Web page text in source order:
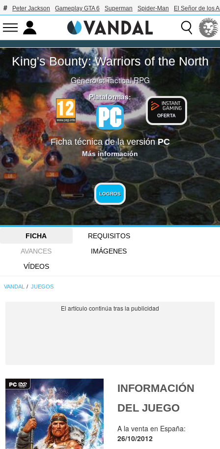
Peter Jackson Gameplay GTA 6 Superman Spider-Man El Señor de los
King's Bounty: Warriors of the North
Género/s:Tactical RPG
Plataformas:
OFERTA
Ficha técnica de la versiónPC
Más información
LOGROS
FICHA
REQUISITOS
AVANCES
IMÁGENES
VÍDEOS
VANDAL JUEGOS
INFORMACIÓN
DEL JUEGO
A la venta en España:
26/10/2012